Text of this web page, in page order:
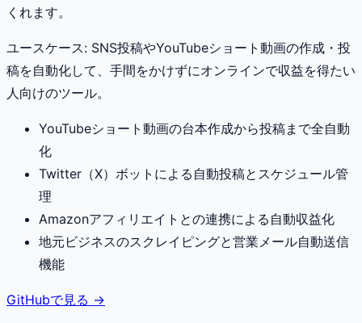
くれます。
ユースケース: SNS投稿やYouTubeショート動画の作成・投
稿を自動化して、手間をかけずにオンラインで収益を得たい
人向けのツール。
YouTubeショート動画の台本作成から投稿まで全自動
化
Twitter（X）ボットによる自動投稿とスケジュール管
理
Amazonアフィリエイトとの連携による自動収益化
地元ビジネスのスクレイピングと営業メール自動送信
機能
GitHubで見る →